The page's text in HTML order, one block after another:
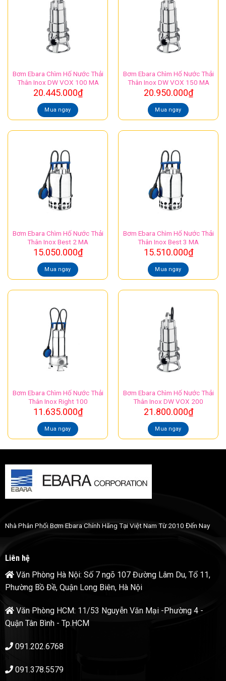
Bơm Ebara Chìm Hố Nước Thải
Thân Inox DW VOX 100 MA
20.445.000₫
Mua ngay
Bơm Ebara Chìm Hố Nước Thải
Thân Inox DW VOX 150 MA
20.950.000₫
Mua ngay
Bơm Ebara Chìm Hố Nước Thải
Thân Inox Best 2 MA
15.050.000₫
Mua ngay
Bơm Ebara Chìm Hố Nước Thải
Thân Inox Best 3 MA
15.510.000₫
Mua ngay
Bơm Ebara Chìm Hố Nước Thải
Thân Inox Right 100
11.635.000₫
Mua ngay
Bơm Ebara Chìm Hố Nước Thải
Thân Inox DW VOX 200
21.800.000₫
Mua ngay
Nhà Phân Phối Bơm Ebara Chính Hãng Tại Việt Nam Từ 2010 Đến Nay
Liên hệ
Văn Phòng Hà Nội: Số 7 ngõ 107 Đường Lâm Du, Tổ 11,
Phường Bồ Đề, Quận Long Biên, Hà Nội
Văn Phòng HCM: 11/53 Nguyễn Văn Mại -Phường 4 -
Quận Tân Bình - Tp.HCM
091.202.6768
091.378.5579